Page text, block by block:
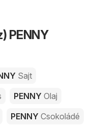
PENNY
Sajt
PENNY Olaj
PENNY Csokoládé